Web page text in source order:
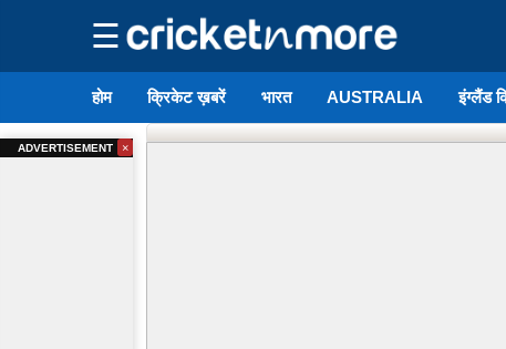
☰
होम क्रिकेट ख़बरें भारत AUSTRALIA इंग्लैंड
ADVERTISEMENT ×